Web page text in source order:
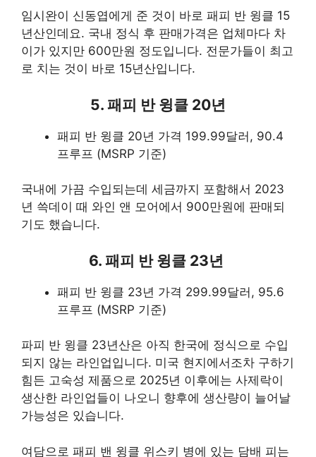
임시완이 신동엽에게 준 것이 바로 패피 반 윙클 15
년산인데요. 국내 정식 후 판매가격은 업체마다 차
이가 있지만 600만원 정도입니다. 전문가들이 최고
로 치는 것이 바로 15년산입니다.
5. 패피 반 윙클 20년
패피 반 윙클 20년 가격 199.99달러, 90.4
프루프 (MSRP 기준)
국내에 가끔 수입되는데 세금까지 포함해서 2023
년 쓱데이 때 와인 앤 모어에서 900만원에 판매되
기도 했습니다.
6. 패피 반 윙클 23년
패피 반 윙클 23년 가격 299.99달러, 95.6
프루프 (MSRP 기준)
파피 반 윙클 23년산은 아직 한국에 정식으로 수입
되지 않는 라인업입니다. 미국 현지에서조차 구하기
힘든 고숙성 제품으로 2025년 이후에는 사제락이
생산한 라인업들이 나오니 향후에 생산량이 늘어날
가능성은 있습니다.
여담으로 패피 밴 윙클 위스키 병에 있는 담배 피는